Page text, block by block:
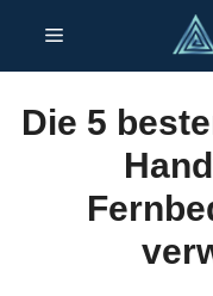
Inhalt
springen
Menü
Die 5